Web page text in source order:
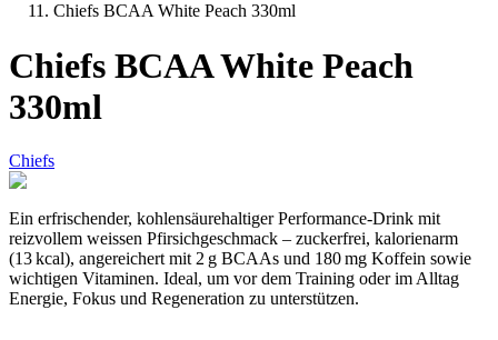
Chiefs BCAA White Peach 330ml
Chiefs BCAA White Peach
330ml
Chiefs
Ein erfrischender, kohlensäurehaltiger Performance-Drink mit
reizvollem weissen Pfirsichgeschmack – zuckerfrei, kalorienarm
(13 kcal), angereichert mit 2 g BCAAs und 180 mg Koffein sowie
wichtigen Vitaminen. Ideal, um vor dem Training oder im Alltag
Energie, Fokus und Regeneration zu unterstützen.